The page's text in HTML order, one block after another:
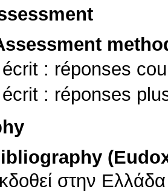
: réponses
: réponses
στην